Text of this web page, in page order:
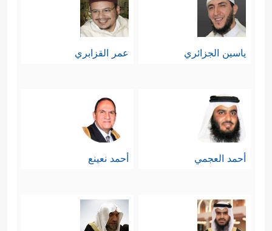
ياسين الجزائري عمر القزابري
أحمد العجمي أحمد نعينع